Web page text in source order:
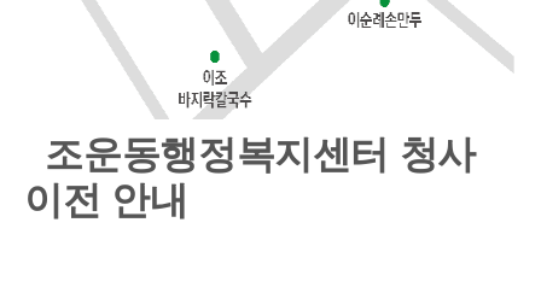
조운동행정복지센터 청사
이전 안내